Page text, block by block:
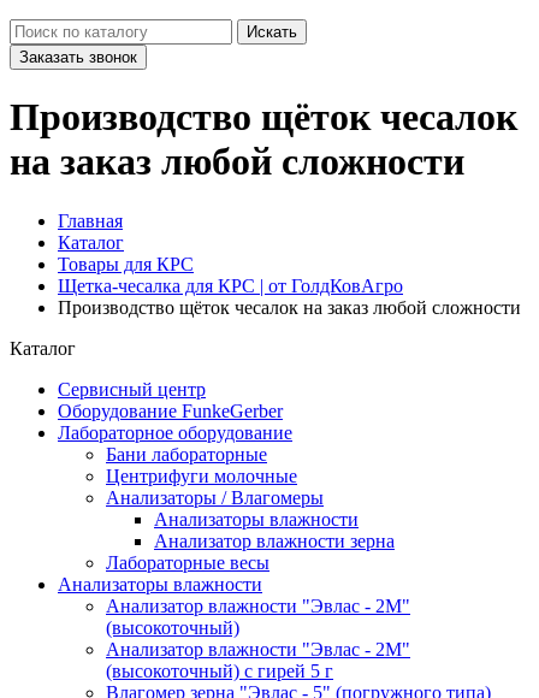
Искать
Заказать звонок
Производство щёток чесалок
на заказ любой сложности
Главная
Каталог
Товары для КРС
Щетка-чесалка для КРС | от ГолдКовАгро
Производство щёток чесалок на заказ любой сложности
Каталог
Сервисный центр
Оборудование FunkeGerber
Лабораторное оборудование
Бани лабораторные
Центрифуги молочные
Анализаторы / Влагомеры
Анализаторы влажности
Анализатор влажности зерна
Лабораторные весы
Анализаторы влажности
Анализатор влажности "Эвлас - 2М"
(высокоточный)
Анализатор влажности "Эвлас - 2М"
(высокоточный) с гирей 5 г
Влагомер зерна "Эвлас - 5" (погружного типа)